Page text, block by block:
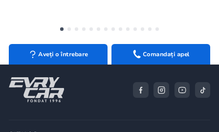
Aveți o întrebare Comandați apel